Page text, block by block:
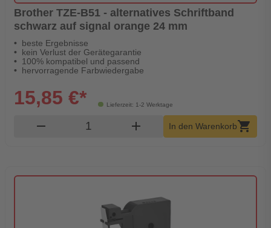
Brother TZE-B51 - alternatives Schriftband
schwarz auf signal orange 24 mm
beste Ergebnisse
kein Verlust der Gerätegarantie
100% kompatibel und passend
hervorragende Farbwiedergabe
Lieferzeit: 1-2 Werktage
15,85 €*
remove Produkt Warenkorb Menge
add In den Warenkorb shopping_cart